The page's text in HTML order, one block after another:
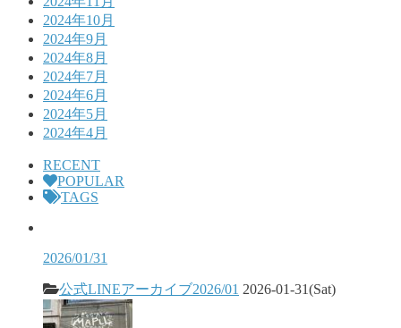
2024年10月
2024年9月
2024年8月
2024年7月
2024年6月
2024年5月
2024年4月
RECENT
POPULAR
TAGS
2026/01/31
公式LINEアーカイブ2026/01 2026-01-31(Sat)